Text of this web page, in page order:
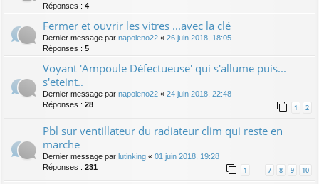
Réponses : 4
Fermer et ouvrir les vitres ...avec la clé
Dernier message par napoleno22 « 26 juin 2018, 18:05
Réponses : 5
Voyant 'Ampoule Défectueuse' qui s'allume puis...
s'eteint..
Dernier message par napoleno22 « 24 juin 2018, 22:48
Réponses : 28 1 2
Pbl sur ventillateur du radiateur clim qui reste en
marche
Dernier message par lutinking « 01 juin 2018, 19:28
Réponses : 231 1 7 8 9 10